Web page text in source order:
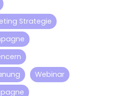
Strategie
Webinar